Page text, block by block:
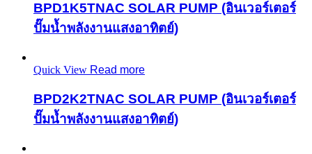
BPD1K5TNAC SOLAR PUMP (อินเวอร์เตอร์
ปั๊มน้ำพลังงานแสงอาทิตย์)
Quick View Read more
BPD2K2TNAC SOLAR PUMP (อินเวอร์เตอร์
ปั๊มน้ำพลังงานแสงอาทิตย์)